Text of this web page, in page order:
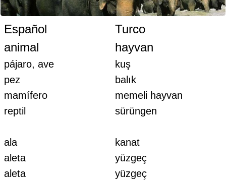
Español
Turco
animal
hayvan
pájaro, ave
kuş
pez
balık
mamífero
memeli hayvan
reptil
sürüngen
ala
kanat
aleta
yüzgeç
aleta
yüzgeç